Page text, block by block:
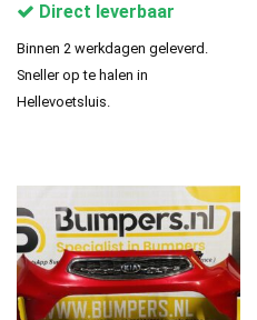
Direct leverbaar
Binnen 2 werkdagen geleverd.
Sneller op te halen in
Hellevoetsluis.